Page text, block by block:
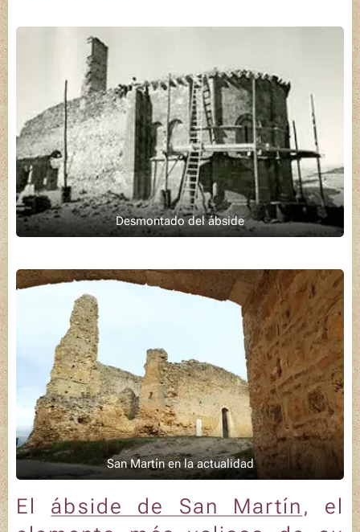
Desmontado del ábside
San Martín en la actualidad
El ábside de San Martín , el